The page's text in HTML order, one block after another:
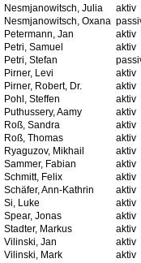
Nesmjanowitsch, Julia
aktiv
Nesmjanowitsch, Oxana
Petermann, Jan
aktiv
Petri, Samuel
aktiv
Petri, Stefan
Pirner, Levi
aktiv
Pirner, Robert, Dr.
aktiv
Pohl, Steffen
aktiv
Puthussery, Aamy
aktiv
Roß, Sandra
aktiv
Roß, Thomas
aktiv
Ryaguzov, Mikhail
aktiv
Sammer, Fabian
aktiv
Schmitt, Felix
aktiv
Schäfer, Ann-Kathrin
aktiv
Si, Luke
aktiv
Spear, Jonas
aktiv
Stadter, Markus
aktiv
Vilinski, Jan
aktiv
Vilinski, Mark
aktiv